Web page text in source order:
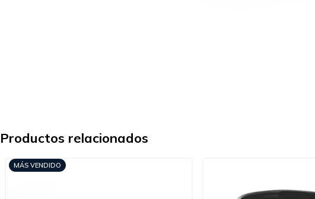
Productos relacionados
MÁS VENDIDO